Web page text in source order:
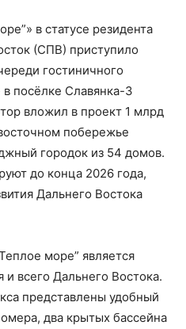
в статусе резидента
(СПВ) приступило
гостиничного
посёлке Славянка-3
вложил в проект 1 млрд
побережье
городок из 54 домов.
до конца 2026 года,
Дальнего Востока
море” является
всего Дальнего Востока.
представлены удобный
два крытых бассейна